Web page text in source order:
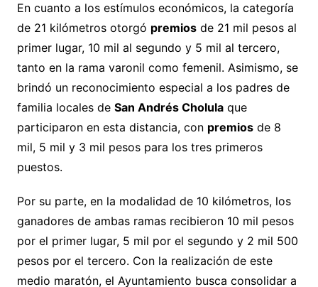
En cuanto a los estímulos económicos, la categoría
de 21 kilómetros otorgó premiosde 21 mil pesos al
primer lugar, 10 mil al segundo y 5 mil al tercero,
tanto en la rama varonil como femenil. Asimismo, se
brindó un reconocimiento especial a los padres de
familia locales de San Andrés Cholulaque
participaron en esta distancia, con premiosde 8
mil, 5 mil y 3 mil pesos para los tres primeros
puestos.
Por su parte, en la modalidad de 10 kilómetros, los
ganadores de ambas ramas recibieron 10 mil pesos
por el primer lugar, 5 mil por el segundo y 2 mil 500
pesos por el tercero. Con la realización de este
medio maratón, el Ayuntamiento busca consolidar a